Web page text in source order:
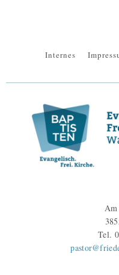
Internes
Am
Tel.